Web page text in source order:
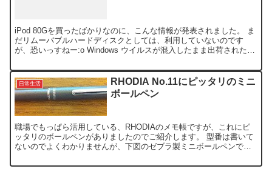
iPod 80Gを買ったばかりなのに、こんな情報が発表されました。 ま
だリムーバブルハードディスクとしては、利用していないのです
が、恐いっすねー:o Windows ウイルスが混入したまま出荷されたご
日常生活
RHODIA No.11にピッタリのミニ
ボールペン
職場でもっぱら活用している、RHODIAのメモ帳ですが、これにピ
ッタリのボールペンがありましたのでご紹介します。 型番は書いて
ないのでよくわかりませんが、下図のゼブラ製ミニボールペンで